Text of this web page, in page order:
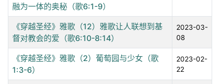
融为一体的奥秘（歌6:1-9）
《穿越圣经》雅歌（12）雅歌让人联想到基
督对教会的爱（歌6:10-8:14）
2023-03-
08
《穿越圣经》雅歌（2）葡萄园与少女（歌
1:3-6）
2023-02-
22